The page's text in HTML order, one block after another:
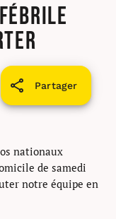
Partager
nationaux
de samedi
notre équipe en